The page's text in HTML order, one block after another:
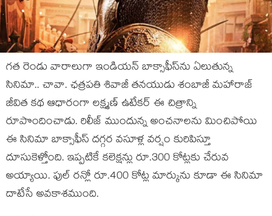
గత రెండు వారాలుగా ఇండియన్ బాక్సాఫీస్‌ను ఏలుతున్న
సినిమా.. చావా. ఛత్రపతి శివాజీ తనయుడు శంబాజీ మహారాజ్
జీవిత కథ ఆధారంగా లక్ష్మణ్ ఉటేకర్ ఈ చిత్రాన్ని
రూపొందించాడు. రిలీజ్ ముందున్న అంచనాలను మించిపోయి
ఈ సినిమా బాక్సాఫీస్ దగ్గర వసూళ్ల వర్షం కురిపిస్తూ
దూసుకెళ్తోంది. ఇప్పటికే కలెక్షన్లు రూ.300 కోట్లకు చేరువ
అయ్యాయి. ఫుల్ రన్లో రూ.400 కోట్ల మార్కును కూడా ఈ సినిమా
దాటేసే అవకాశముంది.